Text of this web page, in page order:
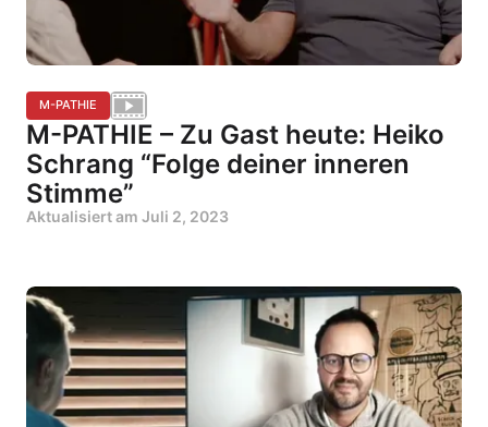
M-PATHIE
M-PATHIE – Zu Gast heute: Heiko
Schrang “Folge deiner inneren
Stimme”
Aktualisiert am Juli 2, 2023